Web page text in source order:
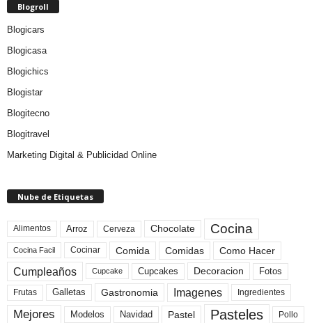
Blogroll
Blogicars
Blogicasa
Blogichics
Blogistar
Blogitecno
Blogitravel
Marketing Digital & Publicidad Online
Nube de Etiquetas
Alimentos Arroz Cerveza Chocolate Cocina
Cocina Facil Cocinar Comida Comidas Como Hacer
Cumpleaños Cupcake Cupcakes Decoracion Fotos
Frutas Galletas Gastronomia Imagenes Ingredientes
Mejores Modelos Navidad Pastel Pasteles Pollo